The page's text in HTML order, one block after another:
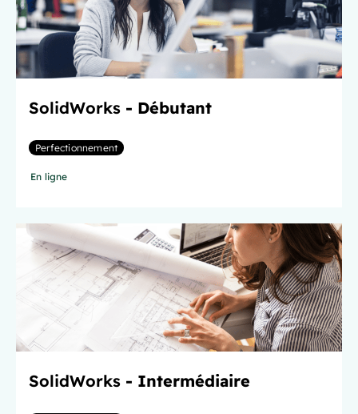
SolidWorks - Débutant
Perfectionnement
En ligne
SolidWorks - Intermédiaire